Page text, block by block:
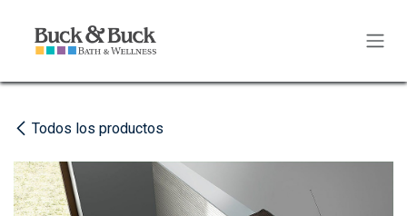
Todos los productos